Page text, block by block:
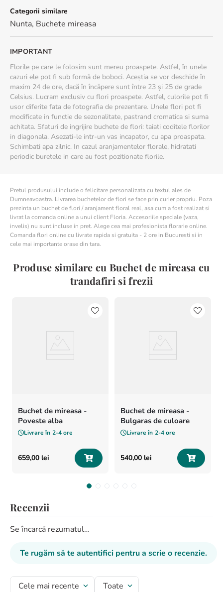
Categorii similare
Nunta, Buchete mireasa
IMPORTANT
Florile pe care le folosim sunt mereu proaspete. Astfel, în unele
cazuri ele pot fi sub formă de boboci. Aceștia se vor deschide în
maxim 24 de ore, dacă în încăpere sunt între 23 și 25 de grade
Celsius. Lucram exclusiv cu flori proaspete. Astfel, culorile pot fi
usor diferite fata de fotografia de prezentare. Unele flori pot fi
modificate in functie de sezonalitate, pastrand cromatica si suma
achitata. Sfaturi de ingrijire buchete de flori: taiati coditele florilor
in diagonala. Asezati-le intr-un vas incapator, cu apa proaspata.
Schimbati apa zilnic. In cazul aranjamentelor florale, hidratati
periodic buretele in care au fost pozitionate florile.
Pretul produsului include o felicitare personalizata cu textul ales de
Dumneavoastra. Livrarea buchetelor de flori se face prin curier propriu. Poza
prezinta un buchet de flori / aranjament floral real, asa cum a fost realizat si
livrat la comanda online a unui client Floria. Accesoriile speciale (vaza,
invelis) nu sunt incluse in pret. Alege cea mai profesionista florarie online.
Comanda flori online cu livrate rapida si gratuita - 2 ore in Bucuresti si in
cele mai importante orase din tara.
Produse similare cu Buchet de mireasa cu
trandafiri si frezii
Buchet de mireasa -
Poveste alba
Livrare în 2-4 ore
659,00 lei
Buchet de mireasa -
Bulgaras de culoare
Livrare în 2-4 ore
540,00 lei
Recenzii
Se încarcă rezumatul…
Te rugăm să te autentifici pentru a scrie o recenzie.
Cele mai recente Toate